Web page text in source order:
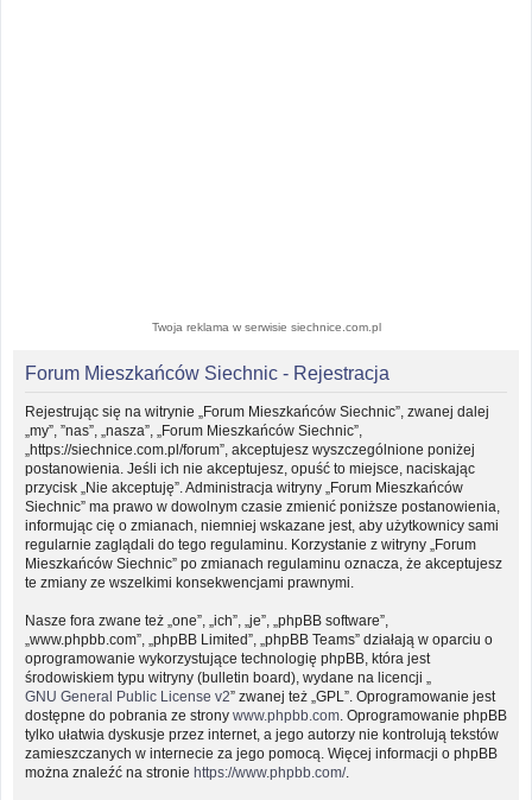
Twoja reklama w serwisie siechnice.com.pl
Forum Mieszkańców Siechnic - Rejestracja
Rejestrując się na witrynie „Forum Mieszkańców Siechnic”, zwanej dalej
„my”, ”nas”, „nasza”, „Forum Mieszkańców Siechnic”,
„https://siechnice.com.pl/forum”, akceptujesz wyszczególnione poniżej
postanowienia. Jeśli ich nie akceptujesz, opuść to miejsce, naciskając
przycisk „Nie akceptuję”. Administracja witryny „Forum Mieszkańców
Siechnic” ma prawo w dowolnym czasie zmienić poniższe postanowienia,
informując cię o zmianach, niemniej wskazane jest, aby użytkownicy sami
regularnie zaglądali do tego regulaminu. Korzystanie z witryny „Forum
Mieszkańców Siechnic” po zmianach regulaminu oznacza, że akceptujesz
te zmiany ze wszelkimi konsekwencjami prawnymi.
Nasze fora zwane też „one”, „ich”, „je”, „phpBB software”,
„www.phpbb.com”, „phpBB Limited”, „phpBB Teams” działają w oparciu o
oprogramowanie wykorzystujące technologię phpBB, która jest
środowiskiem typu witryny (bulletin board), wydane na licencji „
GNU General Public License v2” zwanej też „GPL”. Oprogramowanie jest
dostępne do pobrania ze strony www.phpbb.com . Oprogramowanie phpBB
tylko ułatwia dyskusje przez internet, a jego autorzy nie kontrolują tekstów
zamieszczanych w internecie za jego pomocą. Więcej informacji o phpBB
można znaleźć na stronie https://www.phpbb.com/.